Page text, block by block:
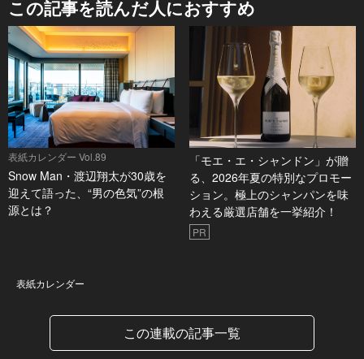
この記事を読んだ人におすすめ
表紙カレンダー Vol.89
Snow Man・渡辺翔太が30歳を
迎えて語った、“男の色気”の根
源とは？
「モエ・エ・シャンドン」が贈
る、2026年夏の特別なプロモー
ション。極上のシャンパンを味
わえる厳選店舗を一挙紹介！
PR
表紙カレンダー
この連載の記事一覧